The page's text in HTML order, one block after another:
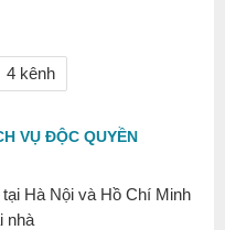
4 kênh
VỤ ĐỘC QUYỀN
Hà Nội và Hồ Chí Minh
nhà